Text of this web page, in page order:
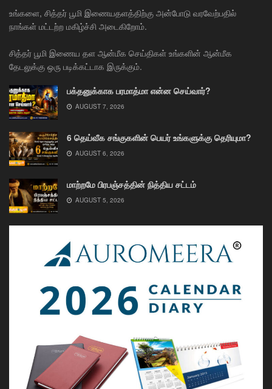
உங்களை, சித்தர் பூமி இணையதளத்திற்கு அன்போடு வரவேற்பதில்
நாங்கள் மட்டற்ற மகிழ்ச்சி அடைகிறோம்.
சித்தர் பூமி இணைய தள ஆன்மீக செய்திகள் உங்களின் ஆன்மீக
தேடலுக்கு ஒரு படிக்கட்டாக இருக்கும்.
பக்தனுக்காக பரமாத்மா என்ன செய்வார்?
AUGUST 7, 2026
6 தெய்வீக சங்குகளின் பெயர் உங்களுக்கு தெரியுமா?
AUGUST 6, 2026
மாற்றமே பிரபஞ்சத்தின் நித்திய சட்டம்
AUGUST 5, 2026